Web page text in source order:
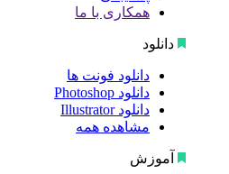
همکاری با ما
دانلود
دانلود فونت ها
دانلود Photoshop
دانلود Illustrator
مشاهده همه
آموزش